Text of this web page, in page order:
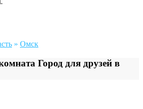
» Омск
Город для друзей в